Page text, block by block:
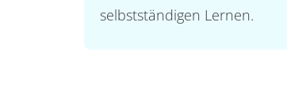
selbstständigen Lernen.